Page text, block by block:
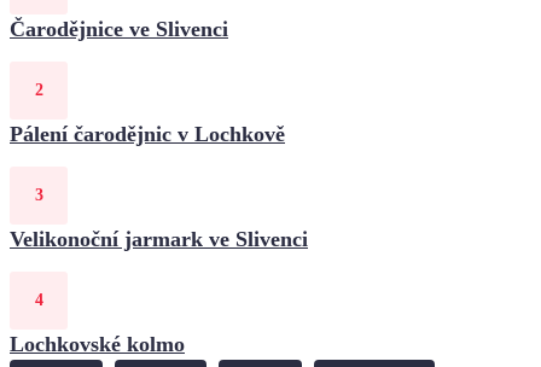
Čarodějnice ve Slivenci
Pálení čarodějnic v Lochkově
Velikonoční jarmark ve Slivenci
Lochkovské kolmo